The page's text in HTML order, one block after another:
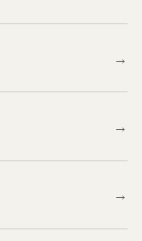
→
→
→